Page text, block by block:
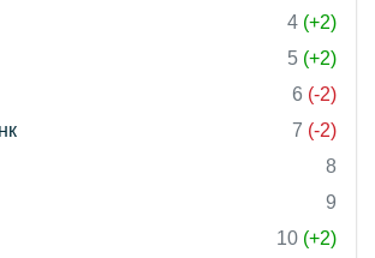
4 (+2)
5 (+2)
6 (-2)
7 (-2)
8
9
10 (+2)